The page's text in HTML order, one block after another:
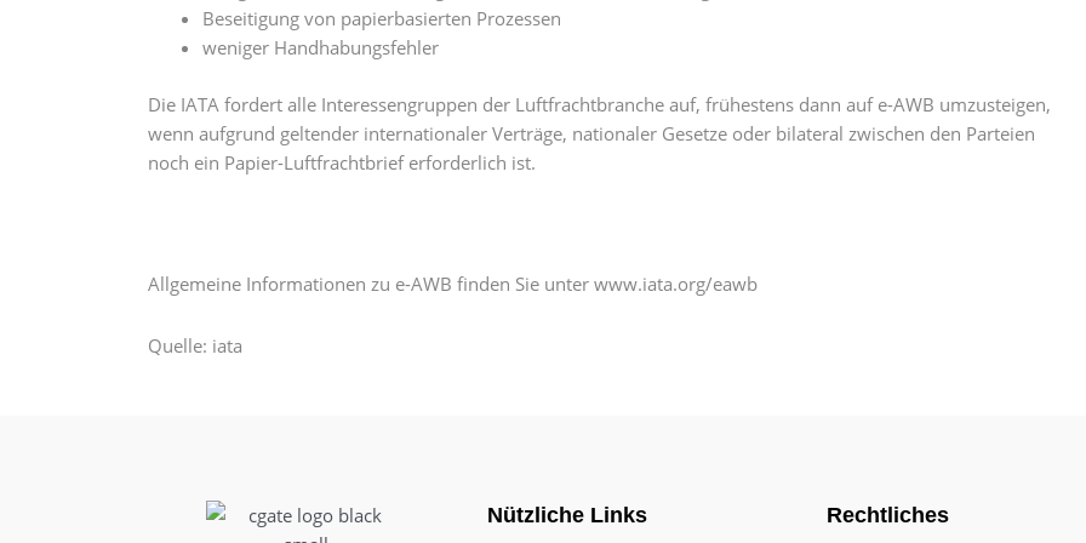
Beseitigung von papierbasierten Prozessen
weniger Handhabungsfehler
Die IATA fordert alle Interessengruppen der Luftfrachtbranche auf, frühestens dann auf e-AWB umzusteigen,
wenn aufgrund geltender internationaler Verträge, nationaler Gesetze oder bilateral zwischen den Parteien
noch ein Papier-Luftfrachtbrief erforderlich ist.
Allgemeine Informationen zu e-AWB finden Sie unter www.iata.org/eawb
Quelle: iata
Nützliche Links Rechtliches